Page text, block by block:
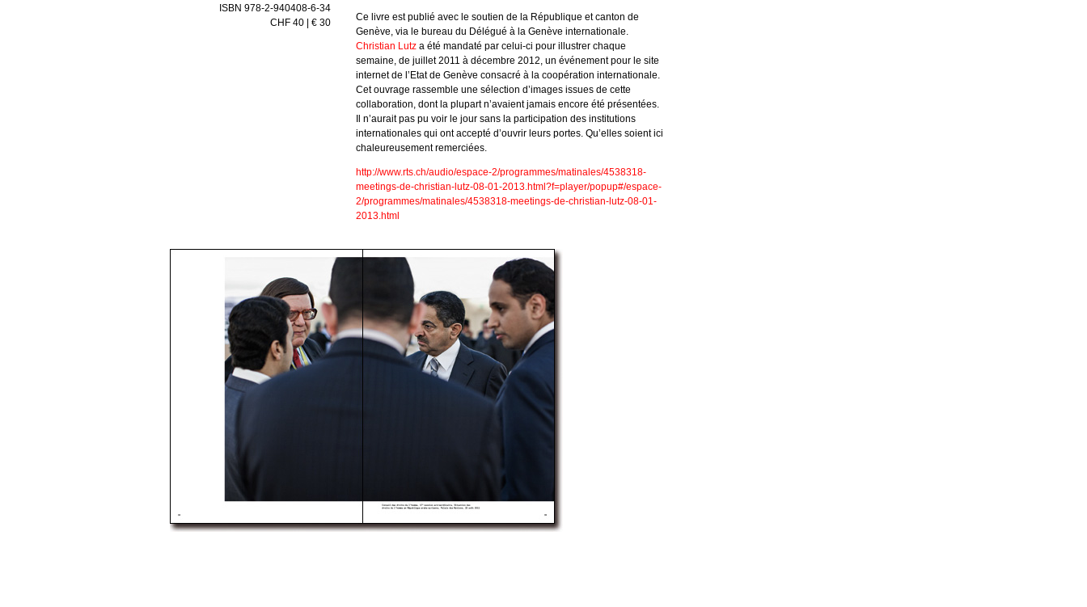
ISBN 978-2-940408-6-34
CHF 40 | € 30
Ce livre est publié avec le soutien de la République et canton de
Genève, via le bureau du Délégué à la Genève internationale.
Christian Lutz a été mandaté par celui-ci pour illustrer chaque
semaine, de juillet 2011 à décembre 2012, un événement pour le site
internet de l’Etat de Genève consacré à la coopération internationale.
Cet ouvrage rassemble une sélection d’images issues de cette
collaboration, dont la plupart n’avaient jamais encore été présentées.
Il n’aurait pas pu voir le jour sans la participation des institutions
internationales qui ont accepté d’ouvrir leurs portes. Qu’elles soient ici
chaleureusement remerciées.
http://www.rts.ch/audio/espace-2/programmes/matinales/4538318-
meetings-de-christian-lutz-08-01-2013.html?f=player/popup#/espace-
2/programmes/matinales/4538318-meetings-de-christian-lutz-08-01-
2013.html